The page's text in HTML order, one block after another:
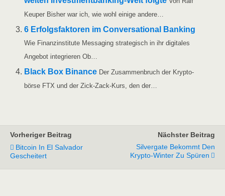
Keu­per Bis­her war ich, wie wohl eini­ge andere…
6 Erfolgs­fak­to­ren im Con­ver­sa­tio­nal Ban­king
Wie Finanz­in­sti­tu­te Mes­sa­ging stra­te­gisch in ihr digi­ta­les
Ange­bot inte­grie­ren Ob…
Black Box Binan­ce Der Zusam­men­bruch der Kryp­to­
bör­se FTX und der Zick-Zack-Kurs, den der…
Vorheriger Beitrag
Bitcoin In El Salvador
Gescheitert
Nächster Beitrag
Silvergate Bekommt Den
Krypto-Winter Zu Spüren